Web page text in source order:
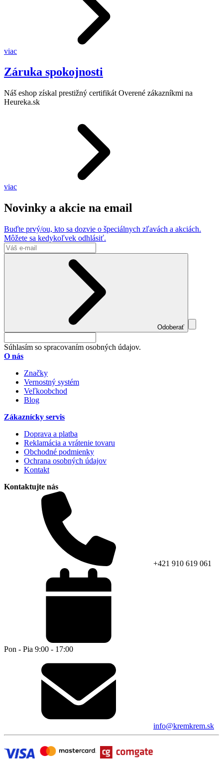
viac
Záruka spokojnosti
Náš eshop získal prestižný certifikát Overené zákazníkmi na
Heureka.sk
viac
Novinky a akcie na email
Buďte prvý/ou, kto sa dozvie o špeciálnych zľavách a akciách.
Môžete sa kedykoľvek odhlásiť.
Odoberať
Súhlasím so spracovaním osobných údajov.
O nás
Značky
Vernostný systém
Veľkoobchod
Blog
Zákaznícky servis
Doprava a platba
Reklamácia a vrátenie tovaru
Obchodné podmienky
Ochrana osobných údajov
Kontakt
Kontaktujte nás
+421 910 619 061
Pon - Pia 9:00 - 17:00
info@kremkrem.sk